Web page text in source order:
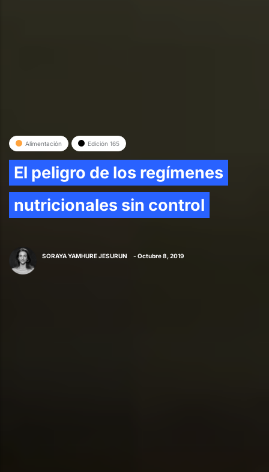
Alimentación Edición 165
El peligro de los regímenes
nutricionales sin control
SORAYA YAMHURE JESURUN - Octubre 8, 2019